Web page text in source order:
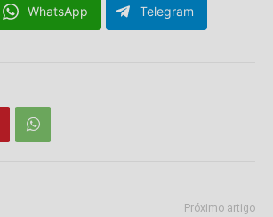
WhatsApp Telegram
Próximo artigo